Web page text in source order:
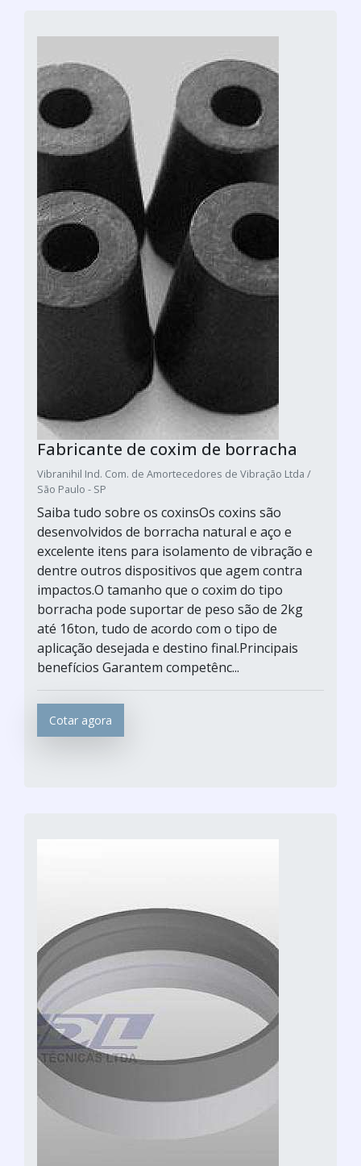
Fabricante de coxim de borracha
Vibranihil Ind. Com. de Amortecedores de Vibração Ltda /
São Paulo - SP
Saiba tudo sobre os coxinsOs coxins são
desenvolvidos de borracha natural e aço e
excelente itens para isolamento de vibração e
dentre outros dispositivos que agem contra
impactos.O tamanho que o coxim do tipo
borracha pode suportar de peso são de 2kg
até 16ton, tudo de acordo com o tipo de
aplicação desejada e destino final.Principais
benefícios Garantem competênc...
Cotar agora